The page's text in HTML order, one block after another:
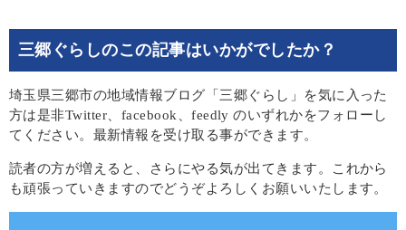
三郷ぐらしのこの記事はいかがでしたか？
埼玉県三郷市の地域情報ブログ「三郷ぐらし」を気に入った
方は是非Twitter、facebook、feedly のいずれかをフォローし
てください。最新情報を受け取る事ができます。
読者の方が増えると、さらにやる気が出てきます。これから
も頑張っていきますのでどうぞよろしくお願いいたします。